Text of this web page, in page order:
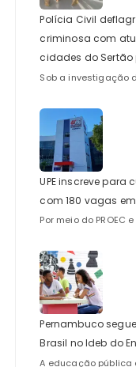
Polícia Civil
criminosa com
cidades do
Sob a investigação
UPE inscreve
com 180 vagas
Por meio do PROEC e
Pernambuco
Brasil no Ideb do
A educação pública